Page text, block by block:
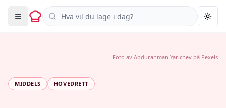
Søk i oppskrifter
MIDDELS HOVEDRETT
Foto av Abdurahman Yarichev på Pexels